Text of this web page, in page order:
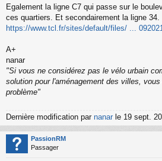
u
e
s
s
a
e
n
o
n
u
Egalement la ligne C7 qui passe sur le
ces quartiers. Et secondairement la ligne 34.
https://www.tcl.fr/sites/default/files/ ...
A+
nanar
"Si vous ne considérez pas le vélo urbain
solution pour l'aménagement des villes,
problème"
Dernière modification par nanar le 19 sept.
PassionRM
Passager